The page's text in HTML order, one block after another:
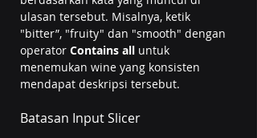
ulasan tersebut. Misalnya, ketik
"bitter”, "fruity" dan "smooth" dengan
operator Contains all untuk
menemukan wine yang konsisten
mendapat deskripsi tersebut.
Batasan Input Slicer